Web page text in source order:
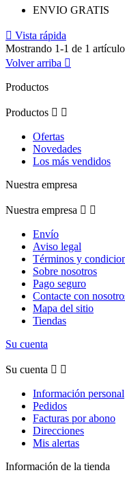
ENVIO GRATIS
 Vista rápida
Mostrando 1-1 de 1
Volver arriba 
Productos
Productos  
Ofertas
Novedades
Los más vendidos
Nuestra empresa
Nuestra empresa  
Envío
Aviso legal
Términos y
Sobre nosotros
Pago seguro
Contacte con
Mapa del sitio
Tiendas
Su cuenta
Su cuenta  
Información personal
Pedidos
Facturas por abono
Direcciones
Mis alertas
Información de la tienda